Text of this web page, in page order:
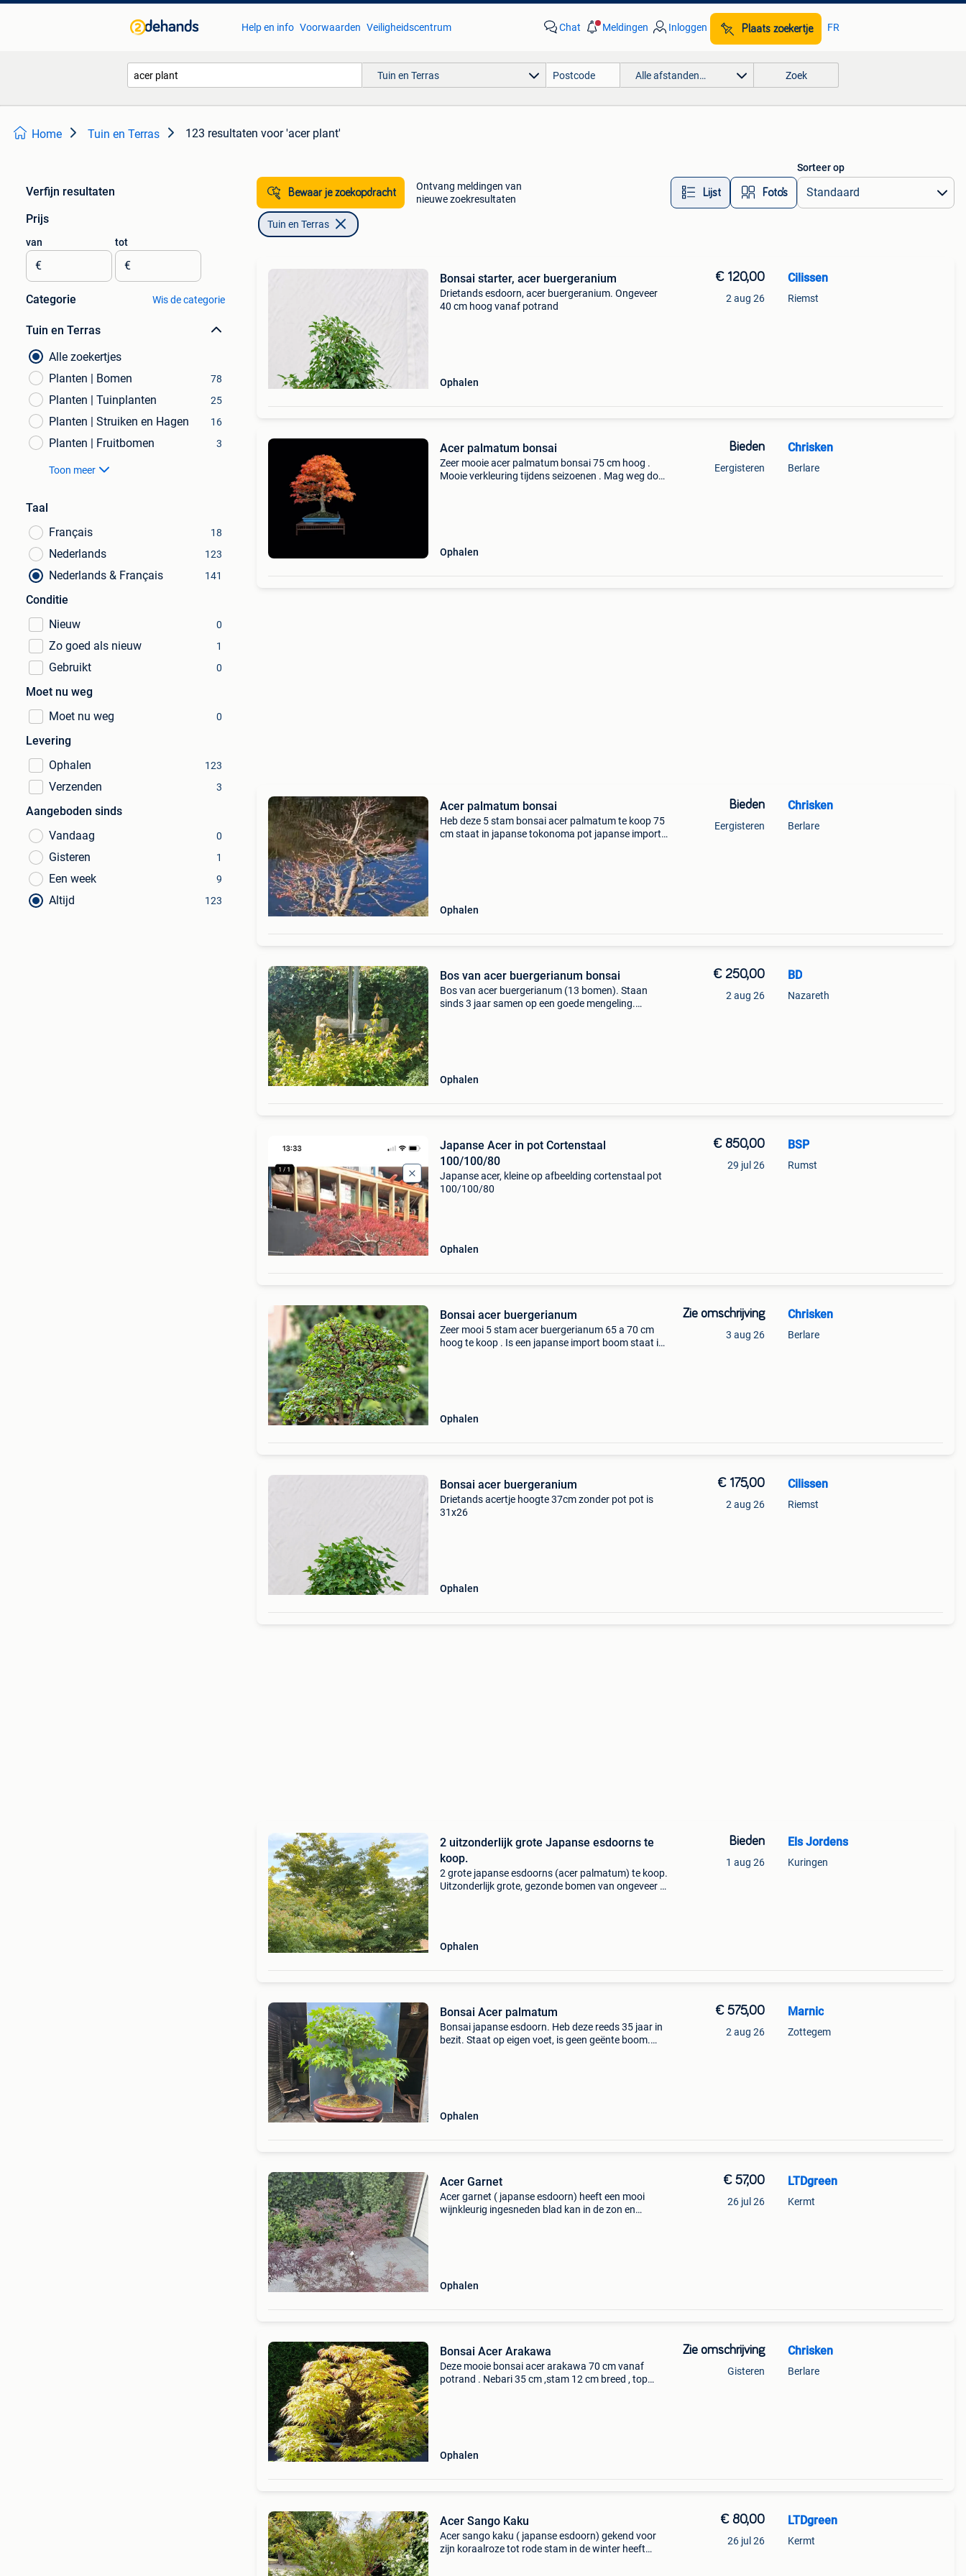
Help en info Voorwaarden Veiligheidscentrum Chat Meldingen Inloggen Plaats zoekertje FR
Tuin en Terras Alle afstanden… Zoek
Home Tuin en Terras 123 resultaten voor 'acer plant'
Verfijn resultaten
Prijs
van
€
tot
€
Categorie Wis de categorie
Tuin en Terras
Alle zoekertjes
Planten | Bomen
78
Planten | Tuinplanten 25
Planten | Struiken en Hagen 16
Planten | Fruitbomen 3
Toon meer
Taal
Français
18
Nederlands 123
Nederlands & Français 141
Conditie
Nieuw
0
Zo goed als nieuw 1
Gebruikt 0
Moet nu weg
Moet nu weg
0
Levering
Ophalen
123
Verzenden 3
Aangeboden sinds
Vandaag
0
Gisteren 1
Een week 9
Altijd 123
Bewaar je zoekopdracht
Ontvang meldingen van
nieuwe zoekresultaten
Lijst Foto’s
Sorteer op
Tuin en Terras
Bonsai starter, acer buergeranium
Drietands esdoorn, acer buergeranium. Ongeveer
40 cm hoog vanaf potrand
Ophalen
€ 120,00
2 aug 26
Cilissen
Riemst
Acer palmatum bonsai
Zeer mooie acer palmatum bonsai 75 cm hoog .
Mooie verkleuring tijdens seizoenen . Mag weg door
Ophalen
Bieden
Eergisteren
Chrisken
Berlare
Acer palmatum bonsai
Heb deze 5 stam bonsai acer palmatum te koop 75
cm staat in japanse tokonoma pot japanse import
Ophalen
Bieden
Eergisteren
Chrisken
Berlare
Bos van acer buergerianum bonsai
Bos van acer buergerianum (13 bomen). Staan
sinds 3 jaar samen op een goede mengeling.
Ophalen
€ 250,00
2 aug 26
BD
Nazareth
Japanse Acer in pot Cortenstaal
100/100/80
Japanse acer, kleine op afbeelding cortenstaal pot
100/100/80
Ophalen
€ 850,00
29 jul 26
BSP
Rumst
Bonsai acer buergerianum
Zeer mooi 5 stam acer buergerianum 65 a 70 cm
hoog te koop . Is een japanse import boom staat in
Ophalen
Zie omschrijving
3 aug 26
Chrisken
Berlare
Bonsai acer buergeranium
Drietands acertje hoogte 37cm zonder pot pot is
31x26
Ophalen
€ 175,00
2 aug 26
Cilissen
Riemst
2 uitzonderlijk grote Japanse esdoorns te
koop.
2 grote japanse esdoorns (acer palmatum) te koop.
Uitzonderlijk grote, gezonde bomen van ongeveer …
Ophalen
Bieden
1 aug 26
Els Jordens
Kuringen
Bonsai Acer palmatum
Bonsai japanse esdoorn. Heb deze reeds 35 jaar in
bezit. Staat op eigen voet, is geen geënte boom.
Ophalen
€ 575,00
2 aug 26
Marnic
Zottegem
Acer Garnet
Acer garnet ( japanse esdoorn) heeft een mooi
wijnkleurig ingesneden blad kan in de zon en
Ophalen
€ 57,00
26 jul 26
LTDgreen
Kermt
Bonsai Acer Arakawa
Deze mooie bonsai acer arakawa 70 cm vanaf
potrand . Nebari 35 cm ,stam 12 cm breed , top
Ophalen
Zie omschrijving
Gisteren
Chrisken
Berlare
Acer Sango Kaku
Acer sango kaku ( japanse esdoorn) gekend voor
zijn koraalroze tot rode stam in de winter heeft
€ 80,00
26 jul 26
LTDgreen
Kermt